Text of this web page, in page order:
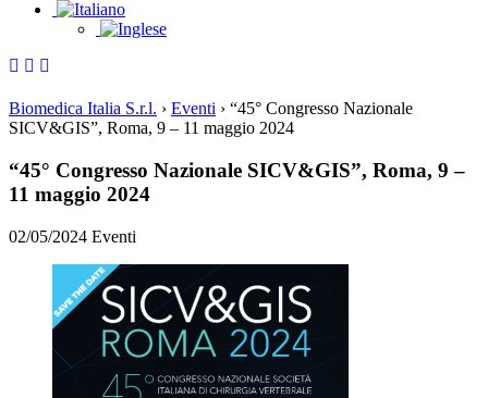
Biomedica Italia S.r.l. › Eventi › “45° Congresso Nazionale
SICV&GIS”, Roma, 9 – 11 maggio 2024
“45° Congresso Nazionale SICV&GIS”, Roma, 9 –
11 maggio 2024
02/05/2024 Eventi